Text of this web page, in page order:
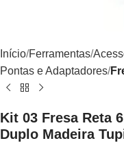
Início Ferramentas
Pontas e Adaptadores
Kit 03 Fresa Reta
Duplo Madeira